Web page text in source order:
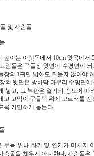
및 사춤돌
높이는 아랫목에서 10cm 윗목에
임돌은 구들장 윗면이 수평면이
장의 1귀만 밟아도 뒤놀지 않아야
의 윗면은 방바닥 마무리 수평면
놓고, 그 복판은 열기의 정도에 따
고 고막이 구들턱 위에 모르터를
록 기밀하게 놓는다.
두둑 위나 화기 및 연기가 미치지
춤돌을 채우지 아니한다. 사춤돌